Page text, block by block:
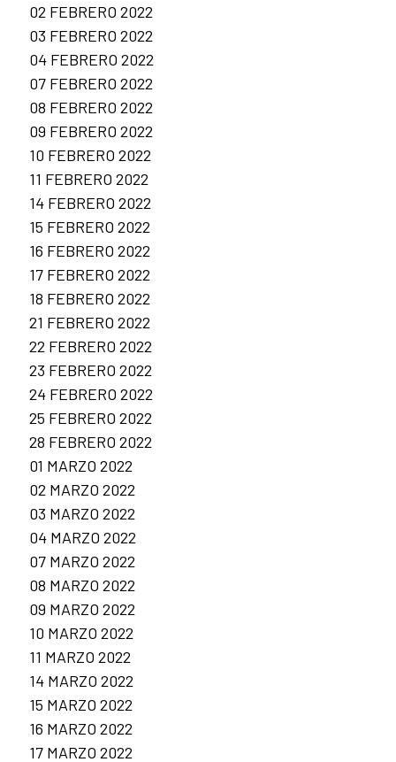
02 FEBRERO 2022
03 FEBRERO 2022
04 FEBRERO 2022
07 FEBRERO 2022
08 FEBRERO 2022
09 FEBRERO 2022
10 FEBRERO 2022
11 FEBRERO 2022
14 FEBRERO 2022
15 FEBRERO 2022
16 FEBRERO 2022
17 FEBRERO 2022
18 FEBRERO 2022
21 FEBRERO 2022
22 FEBRERO 2022
23 FEBRERO 2022
24 FEBRERO 2022
25 FEBRERO 2022
28 FEBRERO 2022
01 MARZO 2022
02 MARZO 2022
03 MARZO 2022
04 MARZO 2022
07 MARZO 2022
08 MARZO 2022
09 MARZO 2022
10 MARZO 2022
11 MARZO 2022
14 MARZO 2022
15 MARZO 2022
16 MARZO 2022
17 MARZO 2022